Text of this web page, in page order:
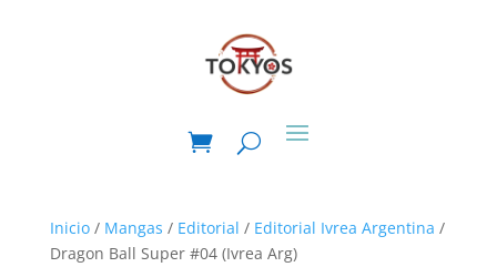
Inicio/ Mangas / Editorial / Editorial Ivrea Argentina /
Dragon Ball Super #04 (Ivrea Arg)